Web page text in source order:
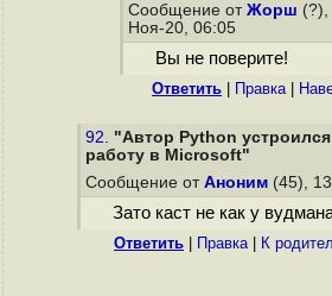
Сообщение от Жорш (?),
Ноя-20, 06:05
Вы не поверите!
Ответить Правка|
92. "Автор Python
работу в Microsoft"
Сообщение от Аноним (45),
Зато каст не как у
Ответить Правка| К